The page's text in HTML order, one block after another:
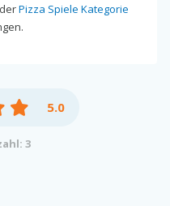
Pizza Spiele Kategorie
5.0
3